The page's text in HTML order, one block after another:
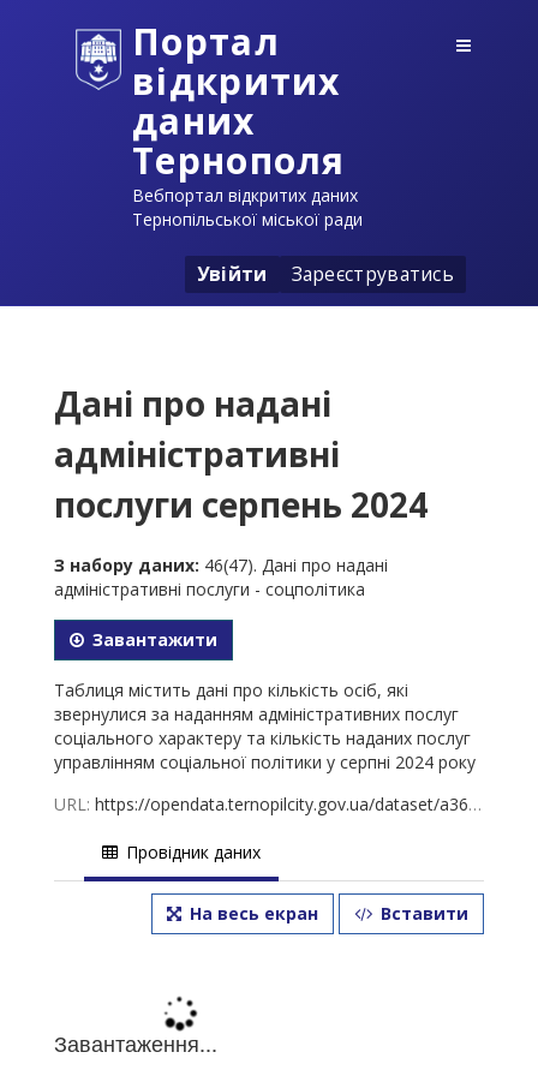
Портал
відкритих
даних
Тернополя
Вебпортал відкритих даних
Тернопільської міської ради
Увійти Зареєструватись
Дані про надані
адміністративні
послуги серпень 2024
З набору даних: 46(47). Дані про надані
адміністративні послуги - соцполітика
Завантажити
Таблиця містить дані про кількість осіб, які
звернулися за наданням адміністративних послуг
соціального характеру та кількість наданих послуг
управлінням соціальної політики у серпні 2024 року
URL: https://opendata.ternopilcity.gov.ua/dataset/a3628a81-3db9-4a25-9798-167d419d6bc6/resource/2ec9027d-ae46-401a-b985-087d1f95a4a2/download/46-2024.xls
Провідник даних
На весь екран Вставити